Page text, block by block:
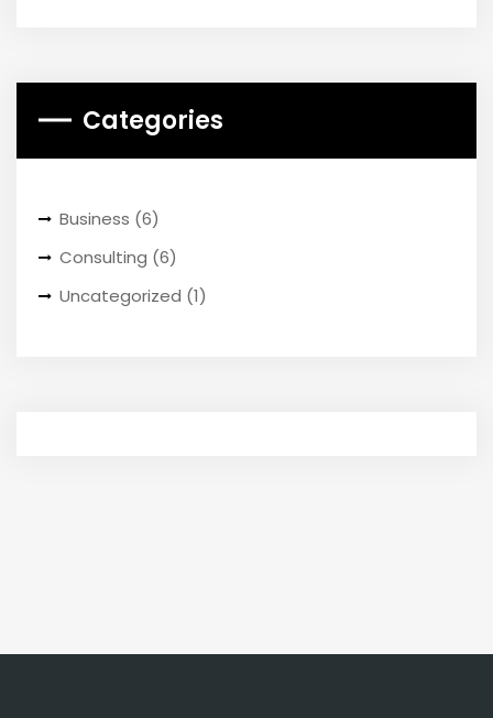
Categories
Business (6)
Consulting (6)
Uncategorized (1)